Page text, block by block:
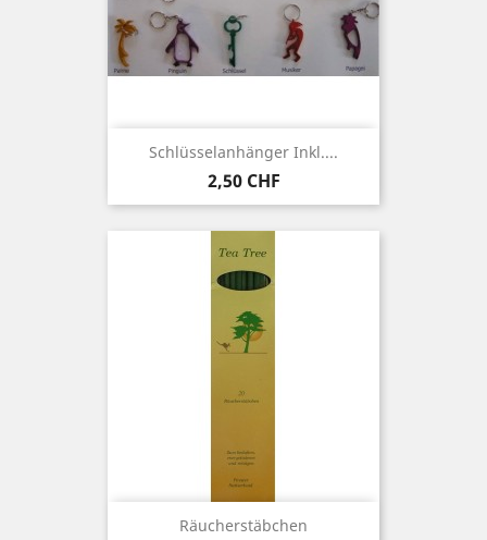
Schlüsselanhänger Inkl....
Preis
2,50 CHF
Räucherstäbchen